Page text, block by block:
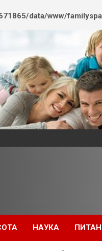
data/www/
НАУКА